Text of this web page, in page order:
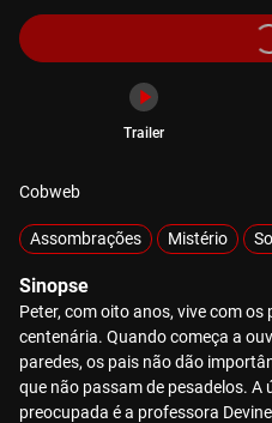
Trailer
Cobweb
Assombrações Mistério
Sinopse
Peter, com oito anos, vive com
centenária. Quando começa a
paredes, os pais não dão
que não passam de pesadelos. A
preocupada é a professora